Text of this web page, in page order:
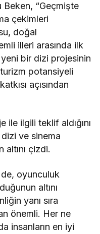
“Geçmişte
çekimleri
doğal
illeri arasında ilk
yeni bir dizi projesinin
potansiyeli
açısından
ile ilgili teklif aldığını
ve sinema
altını çizdi.
oyunculuk
altını
yanı sıra
önemli. Her ne
insanların en iyi